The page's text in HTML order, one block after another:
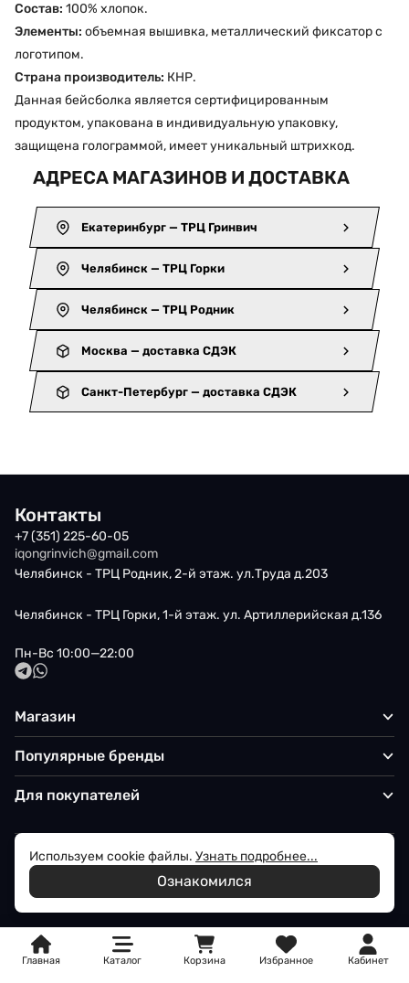
Состав: 100% хлопок.
Элементы: объемная вышивка, металлический фиксатор с
логотипом.
Страна производитель: КНР.
Данная бейсболка является сертифицированным
продуктом, упакована в индивидуальную упаковку,
защищена голограммой, имеет уникальный штрихкод.
АДРЕСА МАГАЗИНОВ И ДОСТАВКА
Екатеринбург — ТРЦ Гринвич
Челябинск — ТРЦ Горки
Челябинск — ТРЦ Родник
Москва — доставка СДЭК
Санкт-Петербург — доставка СДЭК
Главная Каталог Корзина Избранное Кабинет
Контакты
+7 (351) 225-60-05
iqongrinvich@gmail.com
Челябинск - ТРЦ Родник, 2-й этаж. ул.Труда д.203
Челябинск - ТРЦ Горки, 1-й этаж. ул. Артиллерийская д.136
Пн-Вс 10:00—22:00
Магазин
Популярные бренды
Для покупателей
© 2026 Iqon - Магазин вашего стиля
Политика обработки персональных данных
Используем cookie файлы. Узнать подробнее...
Ознакомился